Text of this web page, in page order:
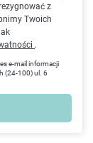
z
Twoich
.
e-mail informacji
(24-100) ul. 6